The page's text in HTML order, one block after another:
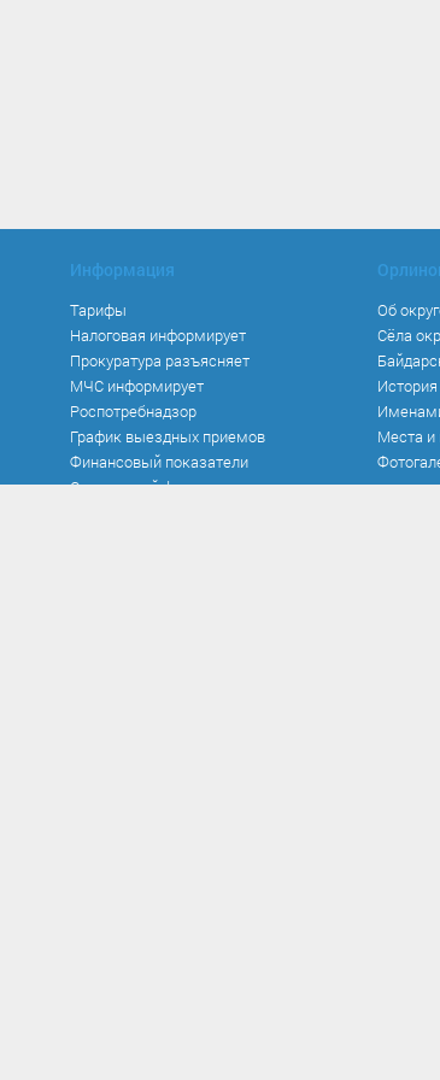
Информация
Тарифы
Налоговая информирует
Прокуратура разъясняет
МЧС информирует
Роспотребнадзор
График выездных приемов
Финансовый показатели
Социальный фонд
Об
Сёла
История
Места